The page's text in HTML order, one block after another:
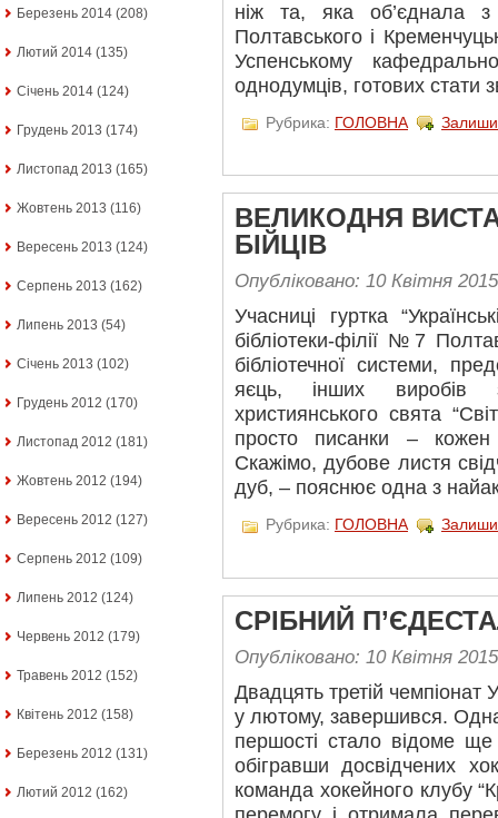
Березень 2014 (208)
Лютий 2014 (135)
Січень 2014 (124)
Грудень 2013 (174)
Листопад 2013 (165)
Жовтень 2013 (116)
Вересень 2013 (124)
Серпень 2013 (162)
Липень 2013 (54)
Січень 2013 (102)
Грудень 2012 (170)
Листопад 2012 (181)
Жовтень 2012 (194)
Вересень 2012 (127)
Серпень 2012 (109)
Липень 2012 (124)
Червень 2012 (179)
Травень 2012 (152)
Квітень 2012 (158)
Березень 2012 (131)
Лютий 2012 (162)
ніж та, яка об’єднала з
Полтавського і
Успенському
однодумців, готових стати
Рубрика: ГОЛОВНА
ВЕЛИКОДНЯ
БІЙЦІВ
Опубліковано: 10 Квітня 2015
Учасниці гуртка
бібліотеки-філії №7
бібліотечної системи,
яєць, інших виробів
християнського свята
просто писанки –
Скажімо, дубове листя
дуб, – пояснює одна з
Рубрика: ГОЛОВНА
СРІБНИЙ
Опубліковано: 10 Квітня 2015
Двадцять третій чемпіонат
у лютому, завершився.
першості стало відоме
обігравши досвідчених
команда хокейного клубу